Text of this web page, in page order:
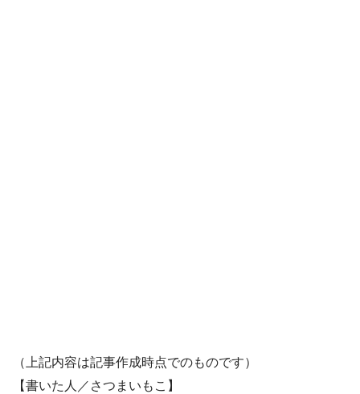
（上記内容は記事作成時点でのものです）
【書いた人／さつまいもこ】